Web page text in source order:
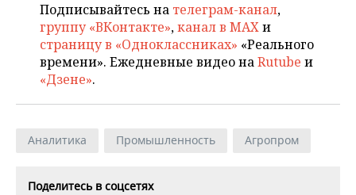
Подписывайтесь на телеграм-канал,
группу «ВКонтакте»,канал в MAXи
страницу в «Одноклассниках» «Реального
времени». Ежедневные видео наRutube и
«Дзене».
Аналитика Промышленность Агропром
Поделитесь в соцсетях